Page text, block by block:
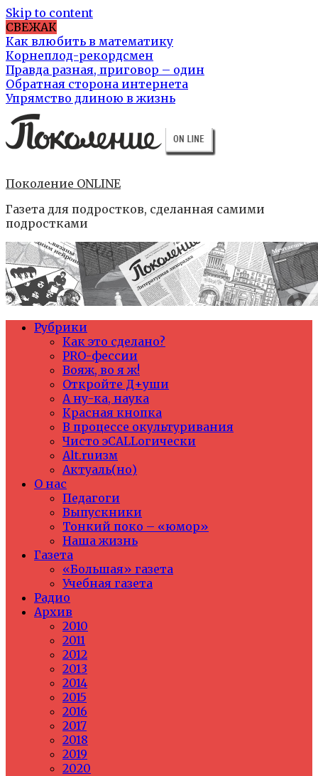
Skip to content
СВЕЖАК
Как влюбить в математику
Корнеплод-рекордсмен
Правда разная, приговор – один
Обратная сторона интернета
Упрямство длиною в жизнь
Поколение ONLINE
Газета для подростков, сделанная самими
подростками
Рубрики
Как это сделано?
PRO-фессии
Вояж, во я ж!
Откройте Д+уши
А ну-ка, наука
Красная кнопка
В процессе окультуривания
Чисто эCALLогически
Alt.ruизм
Актуаль(но)
О нас
Педагоги
Выпускники
Тонкий поко – «юмор»
Наша жизнь
Газета
«Большая» газета
Учебная газета
Радио
Архив
2010
2011
2012
2013
2014
2015
2016
2017
2018
2019
2020